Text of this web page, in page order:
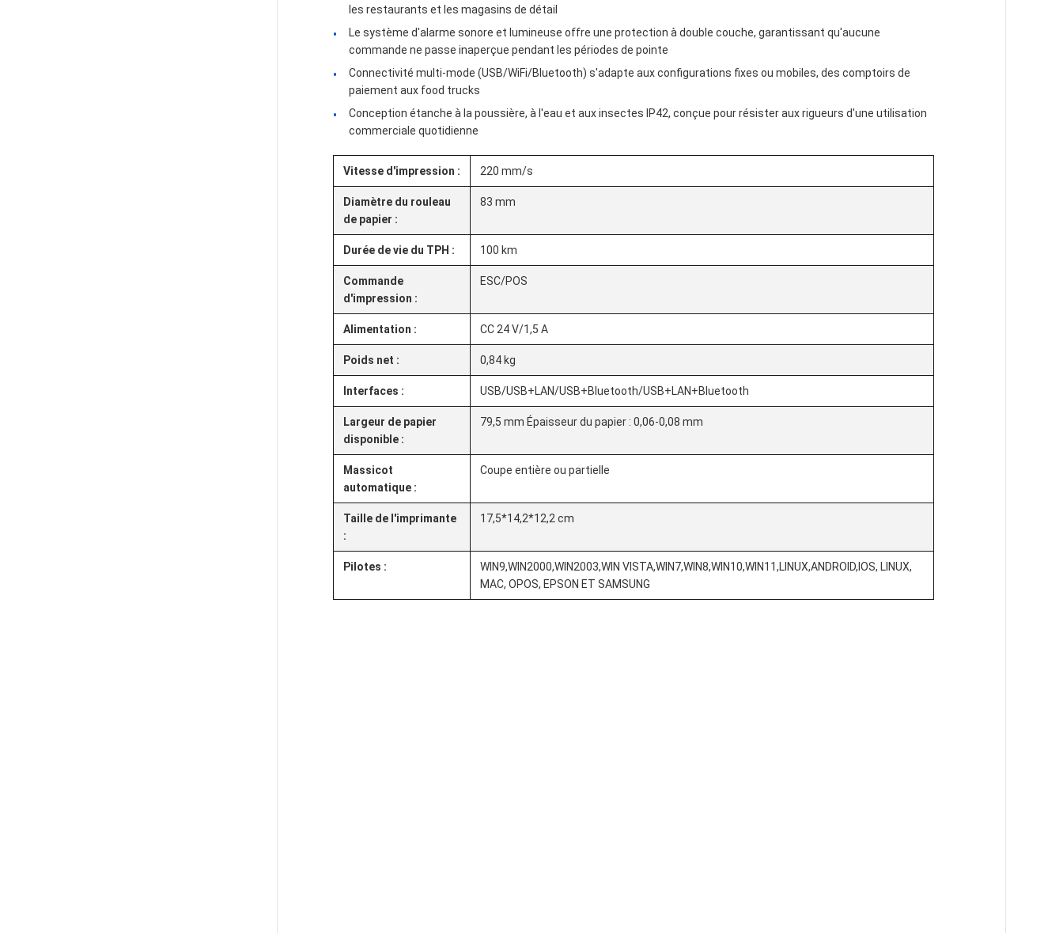
les restaurants et les magasins de détail
Le système d'alarme sonore et lumineuse offre une protection à double couche, garantissant qu'aucune
commande ne passe inaperçue pendant les périodes de pointe
Connectivité multi-mode (USB/WiFi/Bluetooth) s'adapte aux configurations fixes ou mobiles, des comptoirs de
paiement aux food trucks
Conception étanche à la poussière, à l'eau et aux insectes IP42, conçue pour résister aux rigueurs d'une utilisation
commerciale quotidienne
Vitesse d'impression : 220 mm/s
Diamètre du rouleau
de papier :
83 mm
Durée de vie du TPH : 100 km
Commande
d'impression :
ESC/POS
Alimentation : CC 24 V/1,5 A
Poids net : 0,84 kg
Interfaces : USB/USB+LAN/USB+Bluetooth/USB+LAN+Bluetooth
Largeur de papier
disponible :
79,5 mm Épaisseur du papier : 0,06-0,08 mm
Massicot
automatique :
Coupe entière ou partielle
Taille de l'imprimante
:
17,5*14,2*12,2 cm
Pilotes :
WIN9,WIN2000,WIN2003,WIN VISTA,WIN7,WIN8,WIN10,WIN11,LINUX,ANDROID,IOS, LINUX,
MAC, OPOS, EPSON ET SAMSUNG